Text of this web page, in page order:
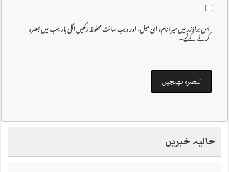
اس براؤزر میں میرا نام، ای میل، اور ویب سائٹ محفوظ رکھیں اگلی بار جب میں تبصرہ
کرنے کےلیے۔
حالیہ خبریں